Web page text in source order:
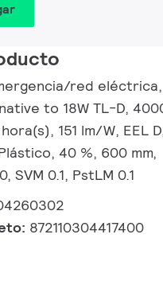
red eléctrica,
to 18W TL-D,
151 lm/W, EEL
40 %, 600 mm,
SVM 0.1, PstLM 0.1
872110304417400